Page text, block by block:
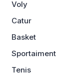
Voly
Catur
Basket
Sportaiment
Tenis